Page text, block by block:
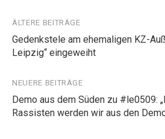
Beitragsnavigation
ÄLTERE BEITRÄGE
Gedenkstele am ehemaligen KZ-
Leipzig“ eingeweiht
NEUERE BEITRÄGE
Demo aus dem Süden zu #le0509:
Rassisten werden wir aus den